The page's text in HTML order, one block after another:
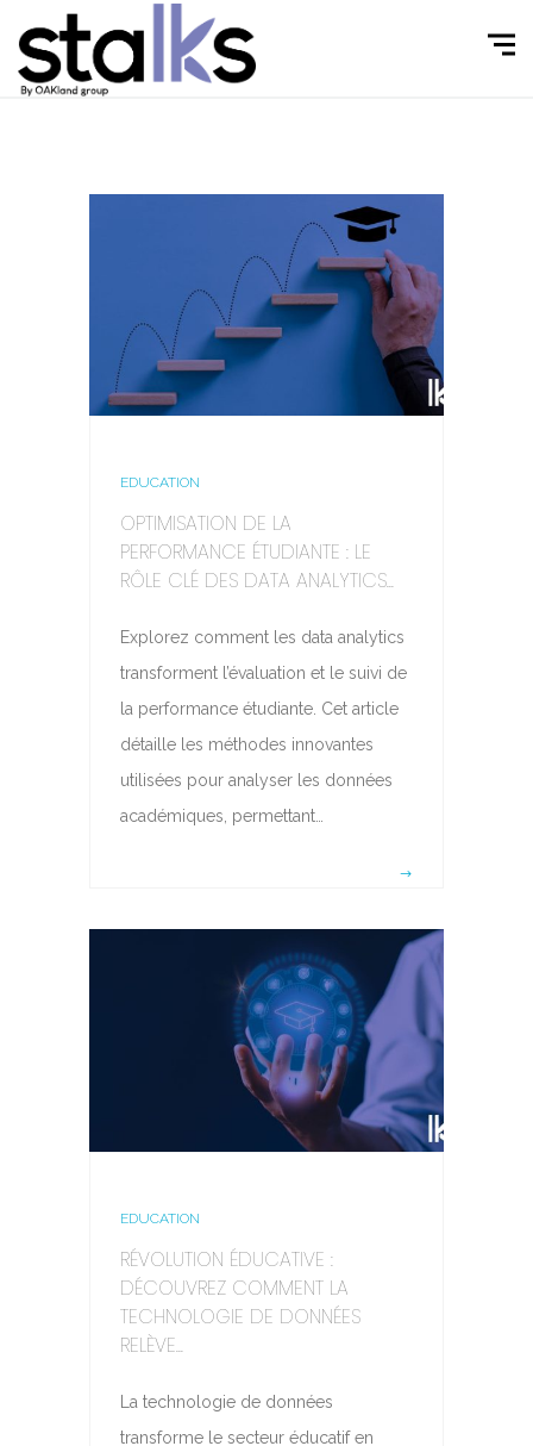
EDUCATION
OPTIMISATION DE LA
PERFORMANCE ÉTUDIANTE : LE
RÔLE CLÉ DES DATA ANALYTICS...
Explorez comment les data analytics
transforment l’évaluation et le suivi de
la performance étudiante. Cet article
détaille les méthodes innovantes
utilisées pour analyser les données
académiques, permettant…
EDUCATION
RÉVOLUTION ÉDUCATIVE :
DÉCOUVREZ COMMENT LA
TECHNOLOGIE DE DONNÉES
RELÈVE...
La technologie de données
transforme le secteur éducatif en